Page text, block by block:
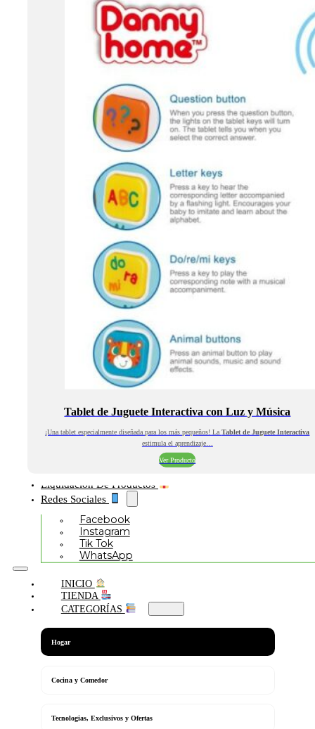
Tablet de Juguete Interactiva con Luz y Música
¡Una tablet especialmente diseñada para los más pequeños! LaTablet de Juguete Interactiva
estimula el aprendizaje…
Ver Producto
Liquidación De Productos
Redes Sociales
Facebook
Instagram
Tik Tok
WhatsApp
INICIO
TIENDA
CATEGORÍAS
Hogar
Cocina y Comedor
Tecnologias, Exclusivos y Ofertas